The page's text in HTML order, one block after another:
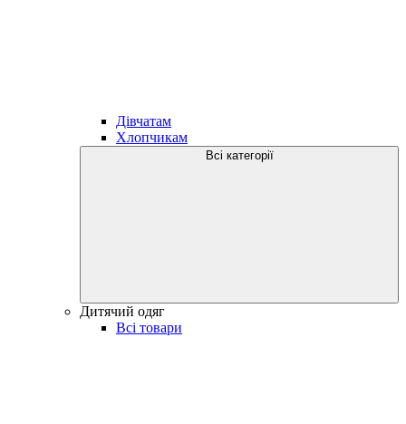
Дівчатам
Хлопчикам
Всі категорії
Дитячий одяг
Всі товари